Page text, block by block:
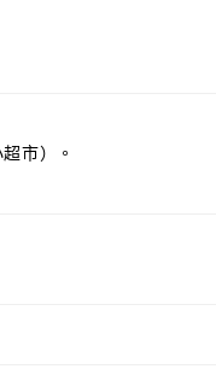
市）。